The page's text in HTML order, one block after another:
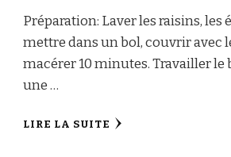
Préparation: Laver les raisins, les
mettre dans un bol, couvrir avec
macérer 10 minutes. Travailler le
une …
LIRE LA SUITE